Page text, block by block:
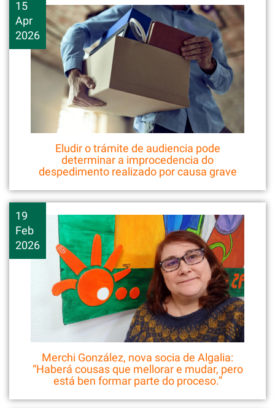
15
Apr
2026
Eludir o trámite de audiencia pode
determinar a improcedencia do
despedimento realizado por causa grave
19
Feb
2026
Merchi González, nova socia de Algalia:
“Haberá cousas que mellorar e mudar, pero
está ben formar parte do proceso.”